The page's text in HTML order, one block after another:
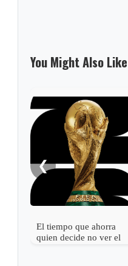
You Might Also Like
❮
El tiempo que ahorra
quien decide no ver el